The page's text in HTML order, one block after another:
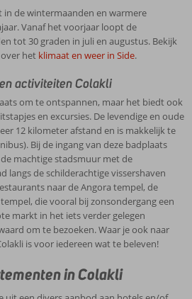
in de wintermaanden en warmere
Vanaf het voorjaar loopt de
tot 30 graden in juli en augustus. Bekijk
het klimaat en weer in Side.
activiteiten Colakli
om te ontspannen, maar het biedt ook
en excursies. De levendige en oude
12 kilometer afstand en is makkelijk te
Bij de ingang van deze badplaats
machtige stadsmuur met de
langs de schilderachtige vissershaven
naar de Angora tempel, de
die vooral bij zonsondergang een
markt in het iets verder gelegen
om te bezoeken. Waar je ook naar
is voor iedereen wat te beleven!
in Colakli